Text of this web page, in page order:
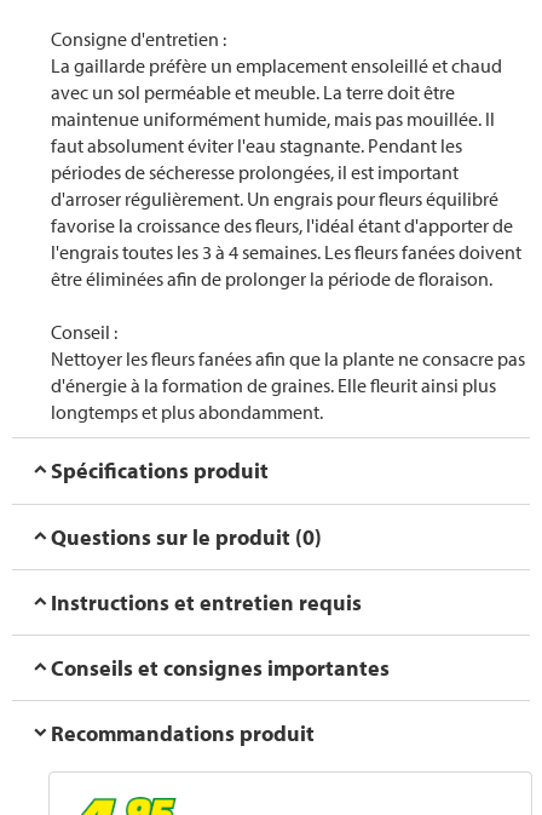
Consigne d'entretien :
La gaillarde préfère un emplacement ensoleillé et chaud
avec un sol perméable et meuble. La terre doit être
maintenue uniformément humide, mais pas mouillée. Il
faut absolument éviter l'eau stagnante. Pendant les
périodes de sécheresse prolongées, il est important
d'arroser régulièrement. Un engrais pour fleurs équilibré
favorise la croissance des fleurs, l'idéal étant d'apporter de
l'engrais toutes les 3 à 4 semaines. Les fleurs fanées doivent
être éliminées afin de prolonger la période de floraison.
Conseil :
Nettoyer les fleurs fanées afin que la plante ne consacre pas
d'énergie à la formation de graines. Elle fleurit ainsi plus
longtemps et plus abondamment.
Spécifications produit
Questions sur le produit (0)
Instructions et entretien requis
Conseils et consignes importantes
Recommandations produit